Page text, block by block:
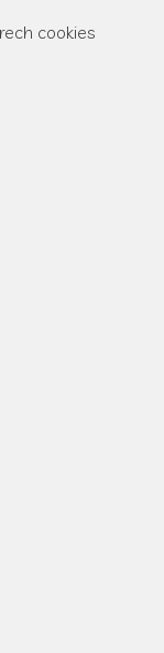
cookies